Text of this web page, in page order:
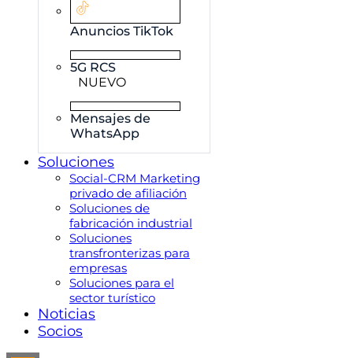
Anuncios TikTok
5G RCS
NUEVO
Mensajes de
WhatsApp
Soluciones
Social-CRM Marketing
privado de afiliación
Soluciones de
fabricación industrial
Soluciones
transfronterizas para
empresas
Soluciones para el
sector turístico
Noticias
Socios